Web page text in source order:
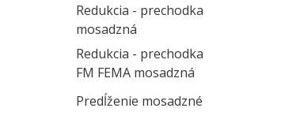
Redukcia - prechodka
mosadzná
Redukcia - prechodka
FM FEMA mosadzná
Predĺženie mosadzné